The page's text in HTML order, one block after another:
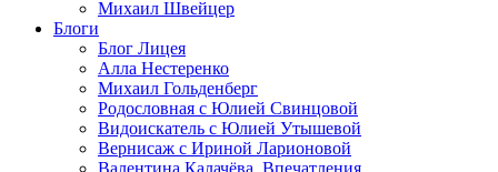
Михаил Швейцер
Блоги
Блог Лицея
Алла Нестеренко
Михаил Гольденберг
Родословная с Юлией Свинцовой
Видоискатель с Юлией Утышевой
Вернисаж с Ириной Ларионовой